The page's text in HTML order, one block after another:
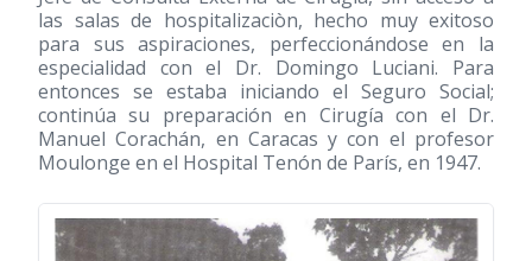
las salas de hospitalizaciòn, hecho muy exitoso
para sus aspiraciones, perfeccionándose en la
especialidad con el Dr. Domingo Luciani. Para
entonces se estaba iniciando el Seguro Social;
continúa su preparación en Cirugía con el Dr.
Manuel Corachán, en Caracas y con el profesor
Moulonge en el Hospital Tenón de París, en 1947.